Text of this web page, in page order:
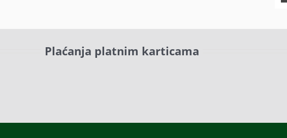
Plaćanja platnim karticama